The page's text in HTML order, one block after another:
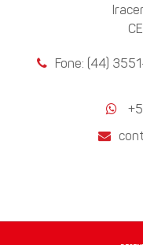
Fone: (44)